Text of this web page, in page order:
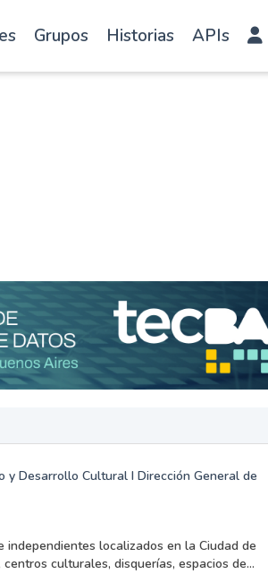
Grupos Historias APIs
y Desarrollo Cultural I Dirección General de
localizados en la Ciudad de
culturales, disquerías, espacios de...